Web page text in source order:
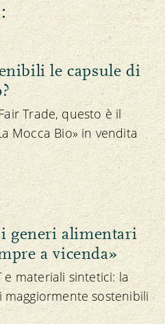
le capsule di
Trade, questo è il
Mocca Bio» in vendita
generi alimentari
a vicenda»
e materiali sintetici: la
sostenibili